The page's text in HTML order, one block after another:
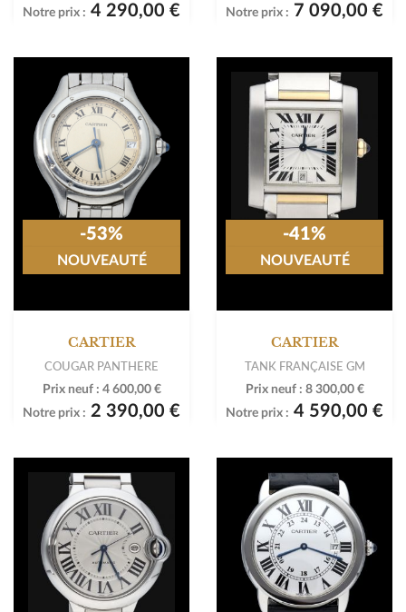
Notre prix : 4 290,00 €
Notre prix : 7 090,00 €
CARTIER
COUGAR PANTHERE
Prix neuf : 4 600,00 €
Notre prix : 2 390,00 €
-53%
NOUVEAUTÉ
CARTIER
TANK FRANÇAISE GM
Prix neuf : 8 300,00 €
Notre prix : 4 590,00 €
-41%
NOUVEAUTÉ